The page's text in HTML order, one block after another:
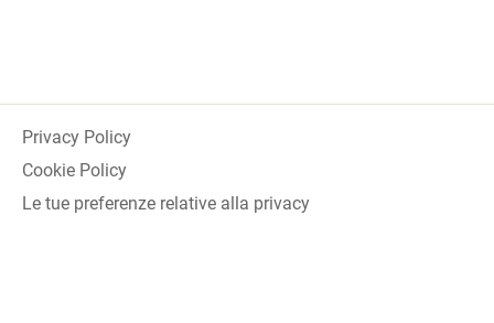
Privacy Policy
Cookie Policy
Le tue preferenze relative alla privacy